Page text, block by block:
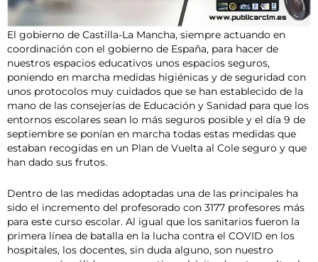
El gobierno de Castilla-La Mancha, siempre actuando en
coordinación con el gobierno de España, para hacer de
nuestros espacios educativos unos espacios seguros,
poniendo en marcha medidas higiénicas y de seguridad con
unos protocolos muy cuidados que se han establecido de la
mano de las consejerías de Educación y Sanidad para que los
entornos escolares sean lo más seguros posible y el día 9 de
septiembre se ponían en marcha todas estas medidas que
estaban recogidas en un Plan de Vuelta al Cole seguro y que
han dado sus frutos.
Dentro de las medidas adoptadas una de las principales ha
sido el incremento del profesorado con 3177 profesores más
para este curso escolar. Al igual que los sanitarios fueron la
primera línea de batalla en la lucha contra el COVID en los
hospitales, los docentes, sin duda alguno, son nuestro